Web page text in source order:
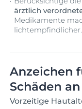
ärztlich
Medikamente
lichtempfindlicher.
Anzeichen
Schäden
Vorzeitige